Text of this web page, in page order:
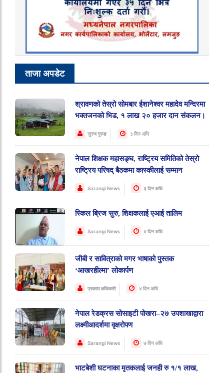
ताजा अपडेट
श्रावणको तेस्रो सोमबार ईशानेश्वर महादेव मन्दिरमा
भक्तजनको भिड, १ लाख २० हजार दान संकलन।
सुरज गुरुङ ३ दिन अघि
नेपाल शिक्षक महासङ्घ, राष्ट्रिय समितिको तेस्रो
राष्ट्रिय परिषद् बैठकमा कास्कीलाई सम्मान
Sarangi News ३ दिन अघि
स्किल ब्रिज सुरु, शिक्षकलाई एआई तालिम
Sarangi News ४ दिन अघि
जीबी र सावित्राको मगर भाषाको पुस्तक
‘आखरहील्मा’ लोकार्पण
प्रकाश अधिकारी ४ दिन अघि
नेपाल रेडक्रस सोसाइटी पोखरा–२७ उपशाखाद्वारा
लक्ष्मीआदर्शमा वृक्षरोपण
Sarangi News ७ दिन अघि
भाटबेशी घटनाका मृतकलाई जनही रु १/१ लाख,